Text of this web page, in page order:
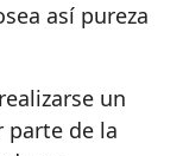
así pureza
un
parte de la